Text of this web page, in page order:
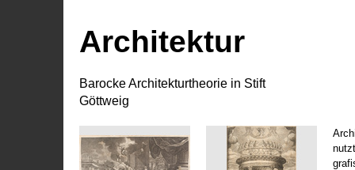
Architektur
Barocke Architekturtheorie in Stift
Göttweig